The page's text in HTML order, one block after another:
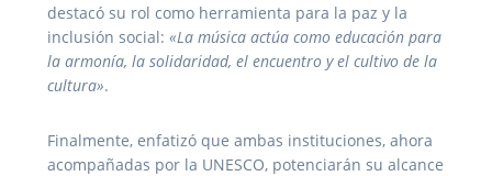
destacó su rol como herramienta para la paz y la
inclusión social: «La música actúa como educación para
la armonía, la solidaridad, el encuentro y el cultivo de la
cultura».
Finalmente, enfatizó que ambas instituciones, ahora
acompañadas por la UNESCO, potenciarán su alcance